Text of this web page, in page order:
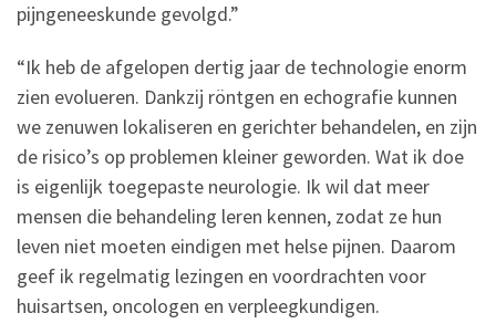
pijngeneeskunde gevolgd.”
“Ik heb de afgelopen dertig jaar de technologie enorm
zien evolueren. Dankzij röntgen en echografie kunnen
we zenuwen lokaliseren en gerichter behandelen, en zijn
de risico’s op problemen kleiner geworden. Wat ik doe
is eigenlijk toegepaste neurologie. Ik wil dat meer
mensen die behandeling leren kennen, zodat ze hun
leven niet moeten eindigen met helse pijnen. Daarom
geef ik regelmatig lezingen en voordrachten voor
huisartsen, oncologen en verpleegkundigen.